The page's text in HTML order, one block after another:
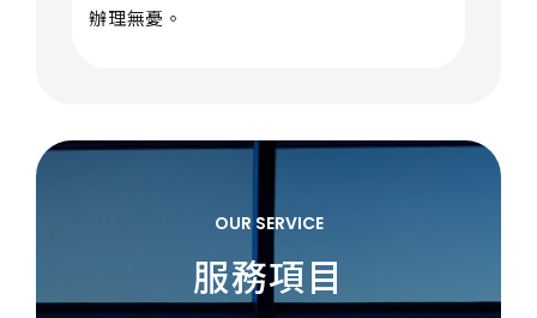
辦理無憂。
OUR SERVICE
服務項目